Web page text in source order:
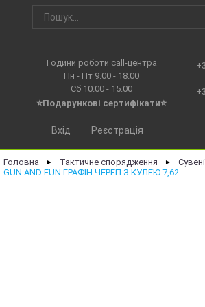
Години роботи call-центра
Пн - Пт 9.00 - 18.00
Сб 10.00 - 15.00
⭐Подарункові сертифікати⭐
Вхід Реєстрація
Головна ► Тактичне спорядження ►
GUN AND FUN ГРАФІН ЧЕРЕП З КУЛЕЮ 7,62